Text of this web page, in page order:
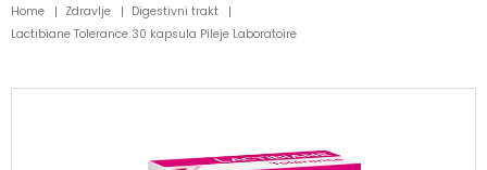
Home Zdravlje
Digestivni trakt
Lactibiane Tolerance 30 kapsula Pileje Laboratoire